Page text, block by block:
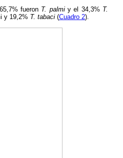
fueron T. palmiy el 34,3% T.
y 19,2% T. tabaci (Cuadro 2).